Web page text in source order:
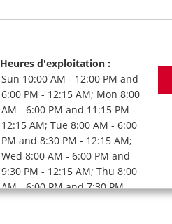
Heures d'exploitation :
Sun 10:00 AM - 12:00 PM and
6:00 PM - 12:15 AM; Mon 8:00
AM - 6:00 PM and 11:15 PM -
12:15 AM; Tue 8:00 AM - 6:00
PM and 8:30 PM - 12:15 AM;
Wed 8:00 AM - 6:00 PM and
9:30 PM - 12:15 AM; Thu 8:00
AM - 6:00 PM and 7:30 PM -